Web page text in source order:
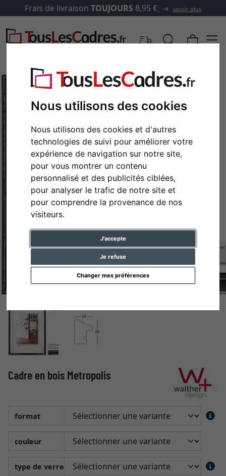
Nous utilisons des cookies
Nous utilisons des cookies et d'autres
technologies de suivi pour améliorer votre
expérience de navigation sur notre site,
pour vous montrer un contenu
personnalisé et des publicités ciblées,
pour analyser le trafic de notre site et
pour comprendre la provenance de nos
visiteurs.
J'accepte
Je refuse
Changer mes préférences
Frais de livraison TOUJOURS 8,95 € savoir plus
Retour
Cadre en bois Metropolis
format
couleur
type de verre